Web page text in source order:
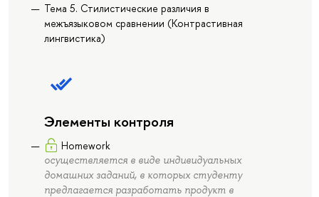
Тема 5. Стилистические различия в
межъязыковом сравнении (Контрастивная
лингвистика)
Элементы контроля
Homework
осуществляется в виде индивидуальных
домашних заданий, в которых студенту
предлагается разработать продукт в